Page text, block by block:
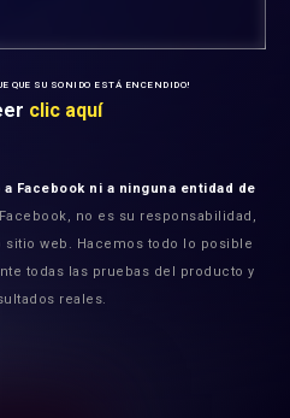
QUE SU SONIDO ESTÁ ENCENDIDO!
clic aquí
Facebook ni a ninguna entidad de
no es su responsabilidad,
web. Hacemos todo lo posible
todas las pruebas del producto y
reales.